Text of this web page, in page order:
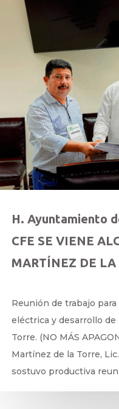
H. Ayuntamiento
CFE SE VIENE
MARTÍNEZ DE LA
Reunión de trabajo
eléctrica y desarrollo
Torre. (NO MÁS
Martínez de la Torre,
sostuvo productiva